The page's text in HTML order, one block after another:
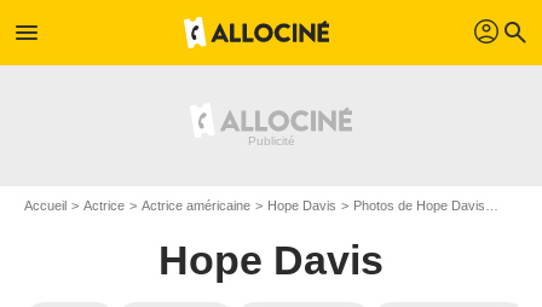
menu profil search
Accueil Actrice Actrice américaine Hope Davis Photos de Hope Davis
Hope Davis